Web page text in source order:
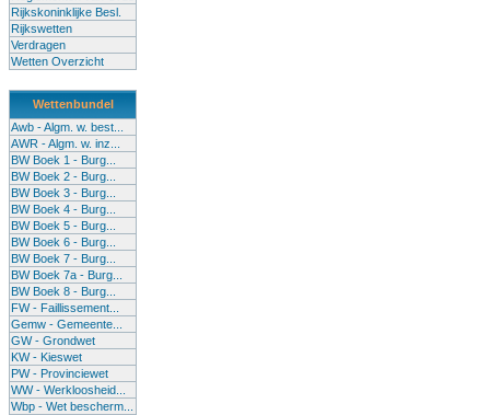
Rijkskoninklijke Besl.
Rijkswetten
Verdragen
Wetten Overzicht
Wettenbundel
Awb - Algm. w. best...
AWR - Algm. w. inz...
BW Boek 1 - Burg...
BW Boek 2 - Burg...
BW Boek 3 - Burg...
BW Boek 4 - Burg...
BW Boek 5 - Burg...
BW Boek 6 - Burg...
BW Boek 7 - Burg...
BW Boek 7a - Burg...
BW Boek 8 - Burg...
FW - Faillissement...
Gemw - Gemeente...
GW - Grondwet
KW - Kieswet
PW - Provinciewet
WW - Werkloosheid...
Wbp - Wet bescherm...